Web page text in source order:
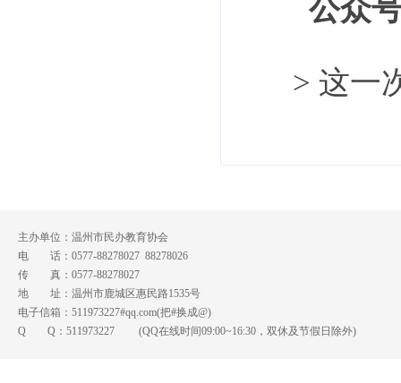
公众
> 这一
主办单位：温州市民办教育协会
电 话：0577-88278027 88278026
传 真：0577-88278027
地 址：温州市鹿城区惠民路1535号
电子信箱：511973227#qq.com(把#换成@)
Q Q： 511973227 (QQ在线时间09:00~16:30，双休及节假日除外)